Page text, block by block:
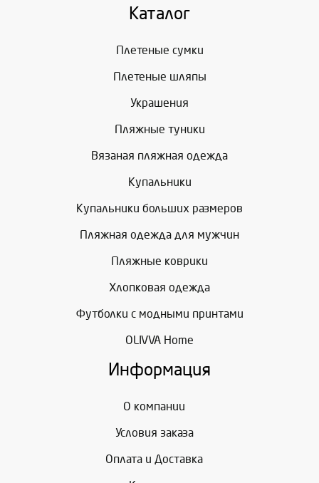
Каталог
Плетеные сумки
Плетеные шляпы
Украшения
Пляжные туники
Вязаная пляжная одежда
Купальники
Купальники больших размеров
Пляжная одежда для мужчин
Пляжные коврики
Хлопковая одежда
Футболки с модными принтами
OLIVVA Home
Информация
О компании
Условия заказа
Оплата и Доставка